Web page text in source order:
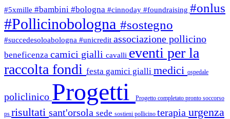
#5xmille #bambini #bologna #cinnoday #foundraising #onlus
#Pollicinobologna #sostegno
#succedesoloabologna #unicredit associazione pollicino
beneficenza camici gialli cavalli eventi per la
raccolta fondi festa gamici gialli medici ospedale
policlinico Progetti Progetto completato pronto soccorso
ps risultati sant'orsola sede sostieni pollicino terapia urgenza